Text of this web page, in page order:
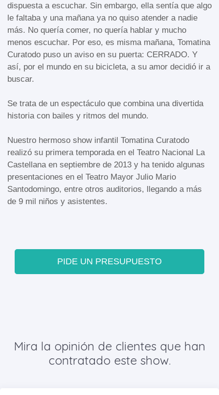
dispuesta a escuchar. Sin embargo, ella sentía que algo
le faltaba y una mañana ya no quiso atender a nadie
más. No quería comer, no quería hablar y mucho
menos escuchar. Por eso, es misma mañana, Tomatina
Curatodo puso un aviso en su puerta: CERRADO. Y
así, por el mundo en su bicicleta, a su amor decidió ir a
buscar.
Se trata de un espectáculo que combina una divertida
historia con bailes y ritmos del mundo.
Nuestro hermoso show infantil Tomatina Curatodo
realizó su primera temporada en el Teatro Nacional La
Castellana en septiembre de 2013 y ha tenido algunas
presentaciones en el Teatro Mayor Julio Mario
Santodomingo, entre otros auditorios, llegando a más
de 9 mil niños y asistentes.
PIDE UN PRESUPUESTO
Mira la opinión de clientes que han
contratado este show.